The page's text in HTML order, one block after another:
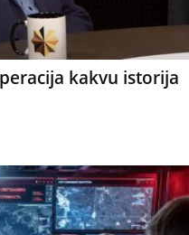
kakvu istorija